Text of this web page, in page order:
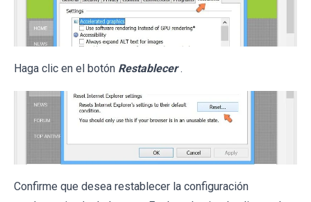
Haga clic en el botón Restablecer .
Confirme que desea restablecer la configuración